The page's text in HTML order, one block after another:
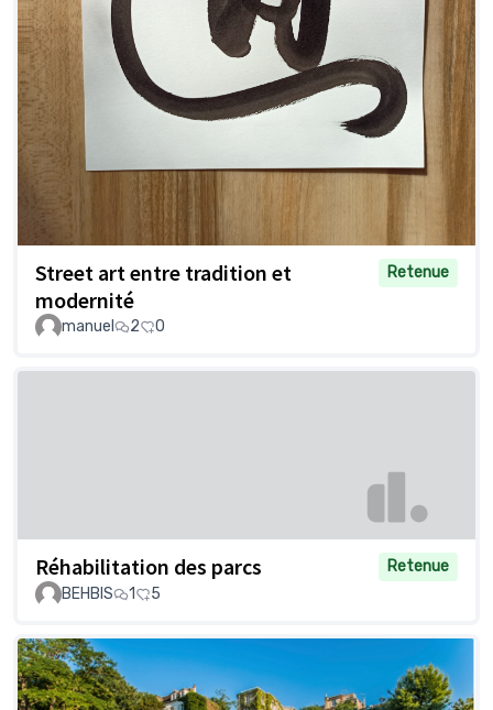
Street art entre tradition et
modernité
Retenue
manuel 2 0
Réhabilitation des parcs
Retenue
BEHBIS
1 5